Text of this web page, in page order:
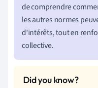
de comprendre
les autres normes
d'intérêts, tout en
collective.